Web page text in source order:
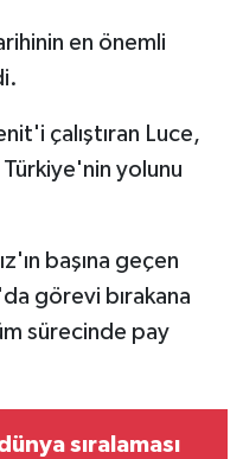
en önemli
çalıştıran Luce,
yolunu
başına geçen
görevi bırakana
sürecinde pay
sıralaması